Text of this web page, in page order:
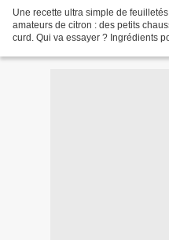
Une recette ultra simple de
amateurs de citron : des petits
curd. Qui va essayer ? Ingrédients